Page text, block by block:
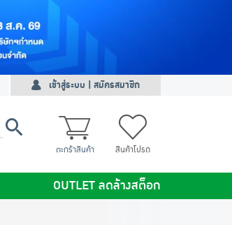
เข้าสู่ระบบ | สมัครสมาชิก
ตะกร้าสินค้า สินค้าโปรด
OUTLET ลดล้างสต็อก